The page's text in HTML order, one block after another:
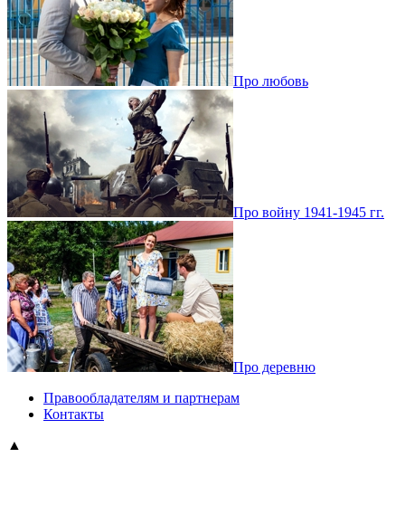
Про любовь
Про войну 1941-1945 гг.
Про деревню
Правообладателям и партнерам
Контакты
▲